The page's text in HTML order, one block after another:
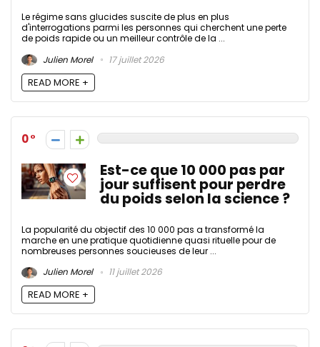
Le régime sans glucides suscite de plus en plus
d'interrogations parmi les personnes qui cherchent une perte
de poids rapide ou un meilleur contrôle de la ...
Julien Morel
17 juillet 2026
READ MORE +
0
Est-ce que 10 000 pas par
jour suffisent pour perdre
du poids selon la science ?
La popularité du objectif des 10 000 pas a transformé la
marche en une pratique quotidienne quasi rituelle pour de
nombreuses personnes soucieuses de leur ...
Julien Morel
11 juillet 2026
READ MORE +